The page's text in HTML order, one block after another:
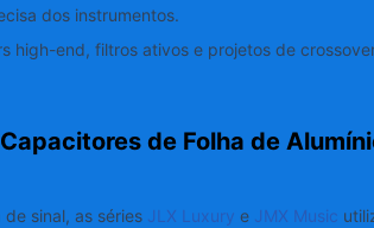
dos instrumentos.
high-end, filtros ativos e projetos de
de Folha de
sinal, as séries JLX Luxury e JMX Music